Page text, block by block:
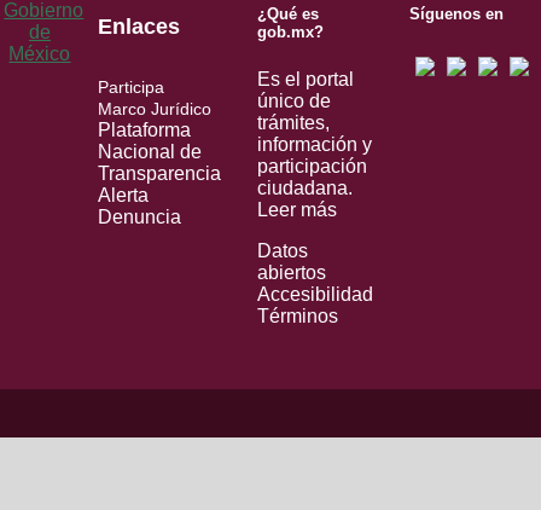
Enlaces
Participa
Marco Jurídico
Plataforma
Nacional de
Transparencia
Alerta
Denuncia
¿Qué es
gob.mx?
Es el portal
único de
trámites,
información y
participación
ciudadana.
Leer más
Datos
abiertos
Accesibilidad
Términos
Síguenos en